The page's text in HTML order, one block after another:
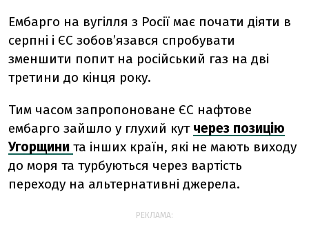
Ембарго на вугілля з Росії має почати діяти в
серпні і ЄС зобов’язався спробувати
зменшити попит на російський газ на дві
третини до кінця року.
Тим часом запропоноване ЄС нафтове
ембарго зайшло у глухий кут через позицію
Угорщини та інших країн, які не мають виходу
до моря та турбуються через вартість
переходу на альтернативні джерела.
РЕКЛАМА: